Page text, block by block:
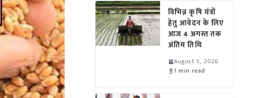
विभिन्न कृषि यंत्रों
हेतु आवेदन के लिए
आज 4 अगस्त तक
अंतिम तिथि
August 5, 2026
1 min read